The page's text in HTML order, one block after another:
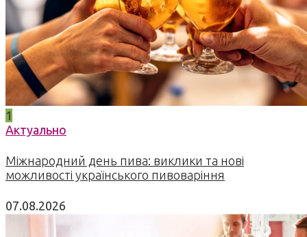
1
Актуально
Міжнародний день пива: виклики та нові
можливості українського пивоваріння
07.08.2026